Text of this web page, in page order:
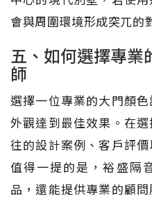
會與周圍環境形成突兀的
五、如何選擇專業
師
選擇一位專業的大門顏
外觀達到最佳效果。在
往的設計案例、客戶評
值得一提的是，裕盛隔
品，還能提供專業的顧